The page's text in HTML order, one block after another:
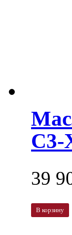
C3-
39
В корзину